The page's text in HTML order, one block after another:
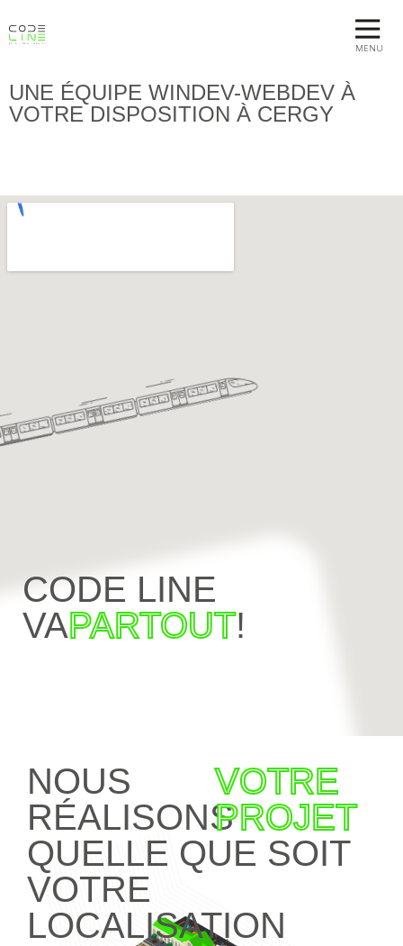
MENU
UNE ÉQUIPE WINDEV-WEBDEV À
VOTRE DISPOSITION À CERGY
CODE LINE
VAPARTOUT!
NOUS
RÉALISONS
VOTRE
PROJET
QUELLE QUE SOIT
VOTRE
LOCALISATION